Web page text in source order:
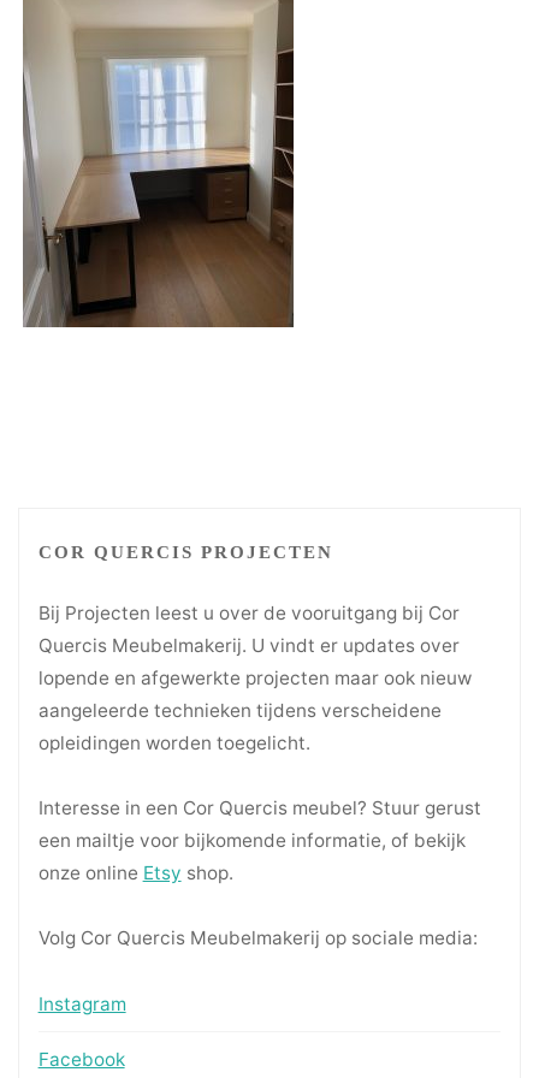
COR QUERCIS PROJECTEN
Bij Projecten leest u over de vooruitgang bij Cor
Quercis Meubelmakerij. U vindt er updates over
lopende en afgewerkte projecten maar ook nieuw
aangeleerde technieken tijdens verscheidene
opleidingen worden toegelicht.
Interesse in een Cor Quercis meubel? Stuur gerust
een mailtje voor bijkomende informatie, of bekijk
onze online Etsy shop.
Volg Cor Quercis Meubelmakerij op sociale media:
Instagram
Facebook